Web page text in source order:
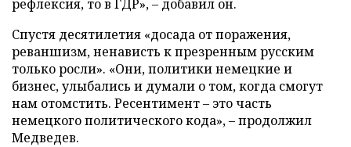
рефлексия, то в ГДР», – добавил он.
Спустя десятилетия «досада от поражения,
реваншизм, ненависть к презренным русским
только росли». «Они, политики немецкие и
бизнес, улыбались и думали о том, когда смогут
нам отомстить. Ресентимент – это часть
немецкого политического кода», – продолжил
Медведев.